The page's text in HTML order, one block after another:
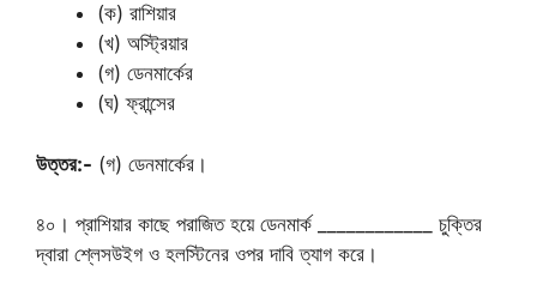
(ক) রাশিয়ার
(খ) অস্ট্রিয়ার
(গ) ডেনমার্কের
(ঘ) ফ্রান্সের
উত্তর:- (গ) ডেনমার্কের।
৪০। প্রাশিয়ার কাছে পরাজিত হয়ে ডেনমার্ক ____________ চুক্তির
দ্বারা শ্লেসউইগ ও হলস্টিনের ওপর দাবি ত্যাগ করে।